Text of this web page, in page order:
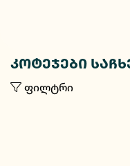
კოტეჯები
ფილტრი